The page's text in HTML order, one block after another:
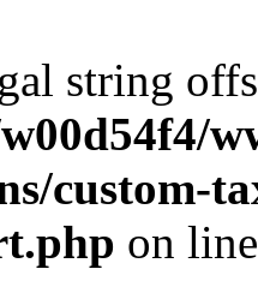
string
custom-
on